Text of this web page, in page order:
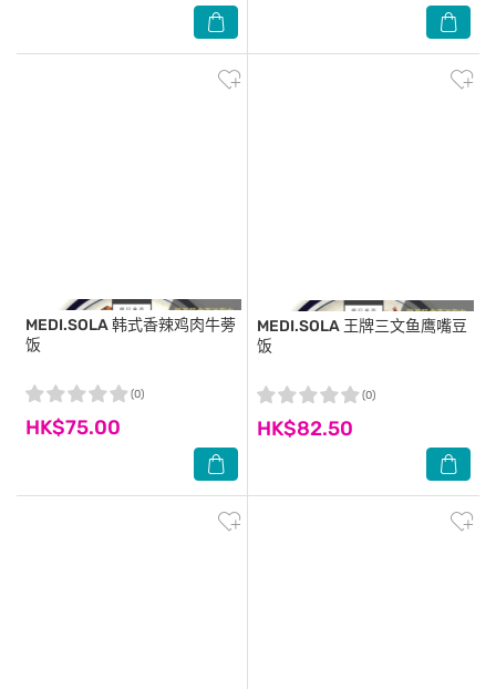
MEDI.SOLA韩式香辣鸡肉牛蒡
饭
HK$75.00
(0)
MEDI.SOLA 王牌三文鱼鹰嘴豆
饭
HK$82.50
(0)